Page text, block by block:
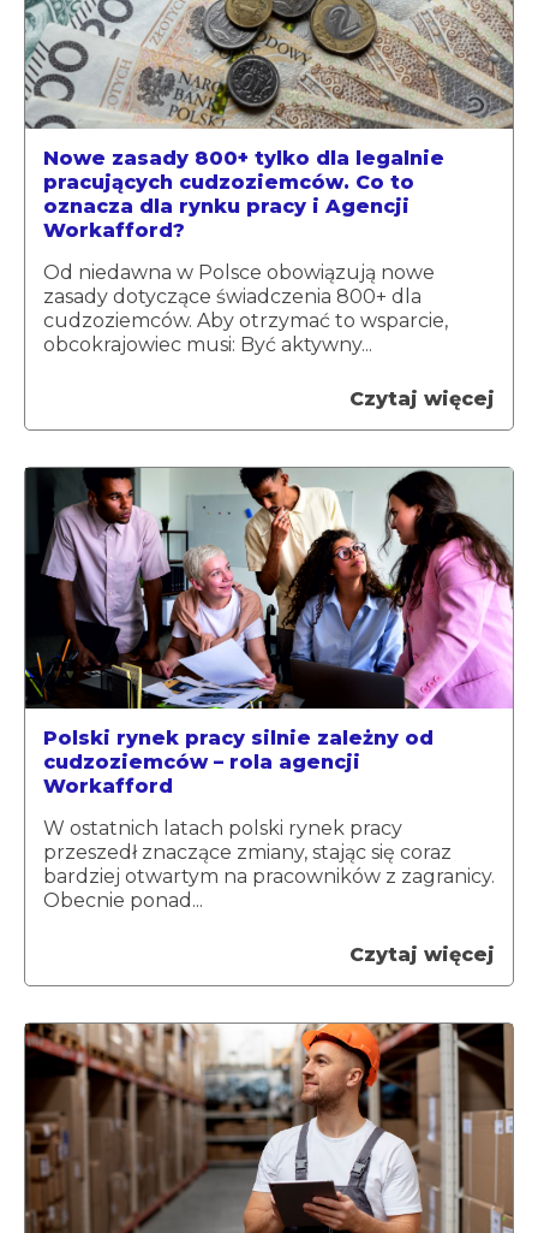
Nowe zasady 800+ tylko dla legalnie
pracujących cudzoziemców. Co to
oznacza dla rynku pracy i Agencji
Workafford?
Od niedawna w Polsce obowiązują nowe
zasady dotyczące świadczenia 800+ dla
cudzoziemców. Aby otrzymać to wsparcie,
obcokrajowiec musi: Być aktywny...
Czytaj więcej
Polski rynek pracy silnie zależny od
cudzoziemców – rola agencji
Workafford
W ostatnich latach polski rynek pracy
przeszedł znaczące zmiany, stając się coraz
bardziej otwartym na pracowników z zagranicy.
Obecnie ponad...
Czytaj więcej